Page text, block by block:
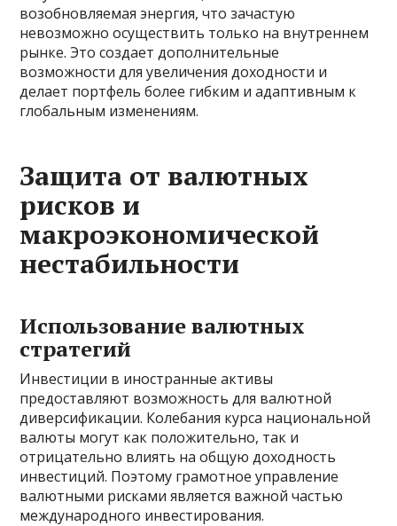
возобновляемая энергия, что зачастую
невозможно осуществить только на внутреннем
рынке. Это создает дополнительные
возможности для увеличения доходности и
делает портфель более гибким и адаптивным к
глобальным изменениям.
Защита от валютных
рисков и
макроэкономической
нестабильности
Использование валютных
стратегий
Инвестиции в иностранные активы
предоставляют возможность для валютной
диверсификации. Колебания курса национальной
валюты могут как положительно, так и
отрицательно влиять на общую доходность
инвестиций. Поэтому грамотное управление
валютными рисками является важной частью
международного инвестирования.